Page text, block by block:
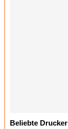
Beliebte Drucker